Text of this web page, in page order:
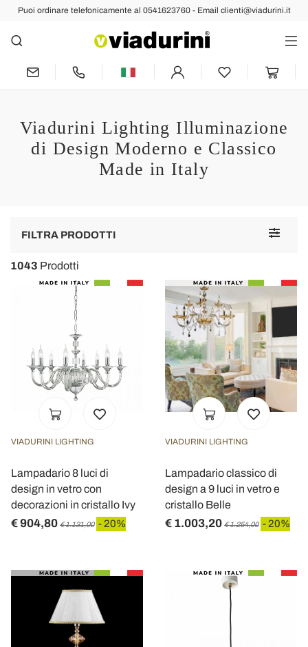
Puoi ordinare telefonicamente al 0541623760 - Email clienti@viadurini.it
Viadurini Lighting Illuminazione
di Design Moderno e Classico
Made in Italy
Toggle
FILTRA PRODOTTI
1043 Prodotti
VIADURINI LIGHTING
Lampadario 8 luci di
design in vetro con
decorazioni in cristallo Ivy
€ 904,80 € 1.131,00 - 20%
VIADURINI LIGHTING
Lampadario classico di
design a 9 luci in vetro e
cristallo Belle
€ 1.003,20 € 1.254,00 - 20%